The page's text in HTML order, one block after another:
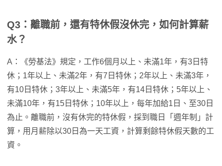
Q3：離職前，還有特休假沒休完，如何計算薪
水？
A：《勞基法》規定，工作6個月以上、未滿1年，有3日特
休；1年以上、未滿2年，有7日特休；2年以上、未滿3年，
有10日特休；3年以上、未滿5年，有14日特休；5年以上、
未滿10年，有15日特休；10年以上，每年加給1日、至30日
為止。離職前，沒有休完的特休假，採到職日「週年制」計
算，用月薪除以30日為一天工資，計算剩餘特休假天數的工
資。